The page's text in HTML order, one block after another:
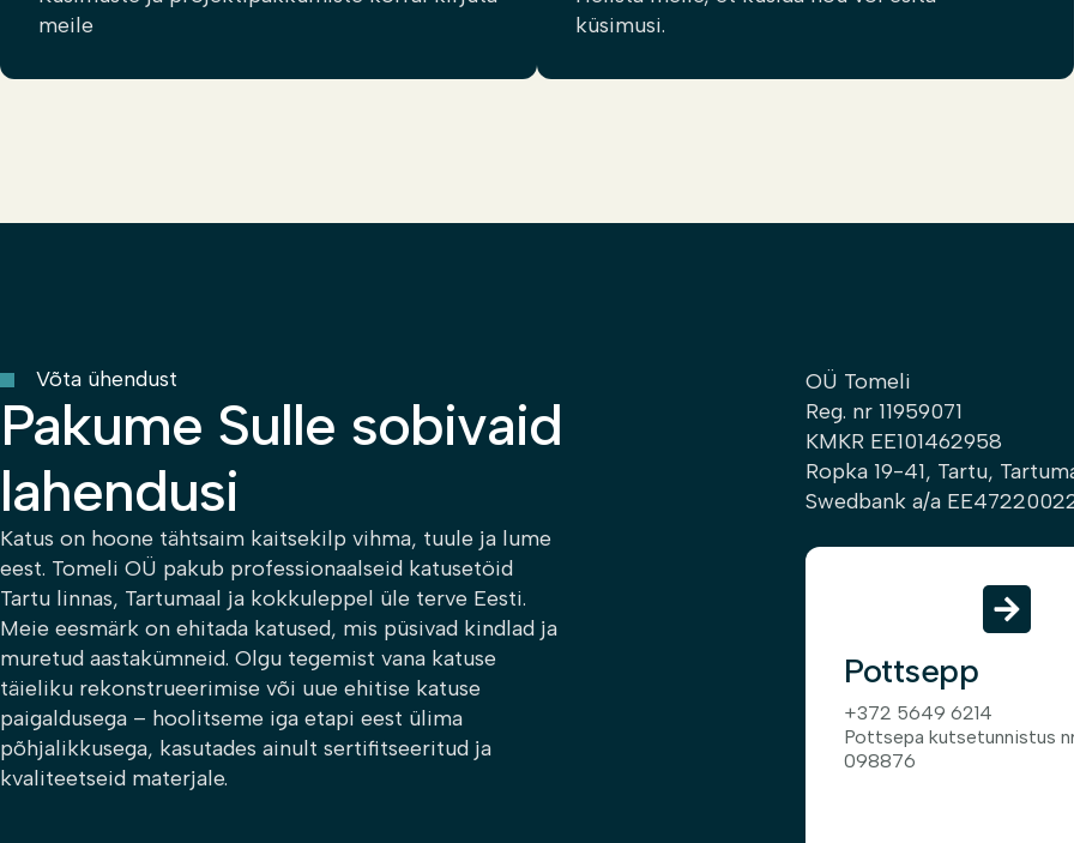
meile
küsimusi.
Võta ühendust
Pakume Sulle sobivaid
lahendusi
Katus on hoone tähtsaim kaitsekilp vihma, tuule ja lume
eest. Tomeli OÜ pakub professionaalseid katusetöid
Tartu linnas, Tartumaal ja kokkuleppel üle terve Eesti.
Meie eesmärk on ehitada katused, mis püsivad kindlad ja
muretud aastakümneid. Olgu tegemist vana katuse
täieliku rekonstrueerimise või uue ehitise katuse
paigaldusega – hoolitseme iga etapi eest ülima
põhjalikkusega, kasutades ainult sertifitseeritud ja
kvaliteetseid materjale.
OÜ Tomeli
Reg. nr 11959071
KMKR EE101462958
Ropka 19-41, Tartu,
Swedbank a/a
Pottsepp
+372 5649 6214
Pottsepa kutsetunnistus nr
098876